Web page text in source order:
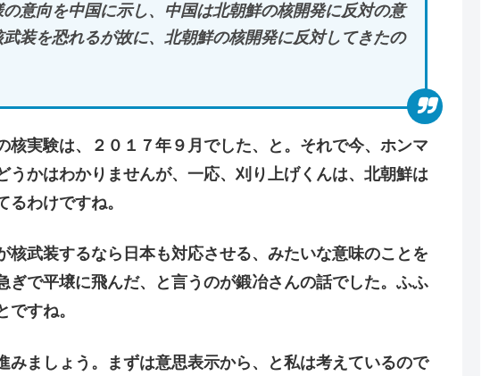
意向を中国に示し、中国は北朝鮮の核開発に反対の意
装を恐れるが故に、北朝鮮の核開発に反対してきたの
実験は、２０１７年９月でした、と。それで今、ホンマ
うかはわかりませんが、一応、刈り上げくんは、北朝鮮は
わけですね。
武装するなら日本も対応させる、みたいな意味のことを
ぎで平壌に飛んだ、と言うのが鍛冶さんの話でした。ふふ
すね。
ましょう。まずは意思表示から、と私は考えているので